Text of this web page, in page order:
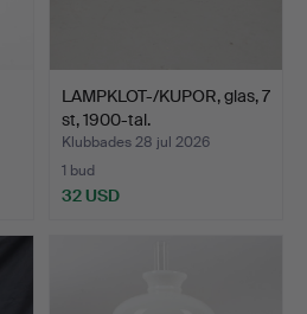
LAMPKLOT-/KUPOR, glas, 7
st, 1900-tal.
Klubbades 28 jul 2026
1 bud
32 USD